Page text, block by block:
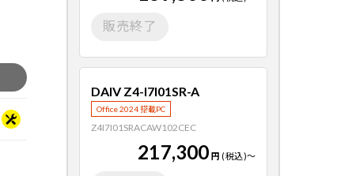
販売終了
DAIV Z4-I7I01SR-A
Office 2024 搭載PC
Z4I7I01SRACAW102CEC
217,300 円 (税込)～